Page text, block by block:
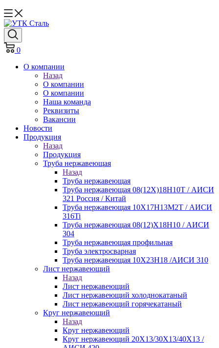
0
О компании
Назад
О компании
О компании
Наша команда
Реквизиты
Вакансии
Новости
Продукция
Назад
Продукция
Труба нержавеющая
Назад
Труба нержавеющая
Труба нержавеющая 08(12Х)18Н10Т / АИСИ
321 Россия / Китай
Труба нержавеющая 10Х17Н13М2Т / АИСИ
316Ti
Труба нержавеющая 08(12)Х18Н10 / АИСИ
304
Труба нержавеющая профильная
Труба электросварная
Труба нержавеющая 10Х23Н18 /АИСИ 310
Лист нержавеющий
Назад
Лист нержавеющий
Лист нержавеющий холоднокатаный
Лист нержавеющий горячекатаный
Круг нержавеющий
Назад
Круг нержавеющий
Круг нержавеющий 20Х13/30Х13/40Х13 /